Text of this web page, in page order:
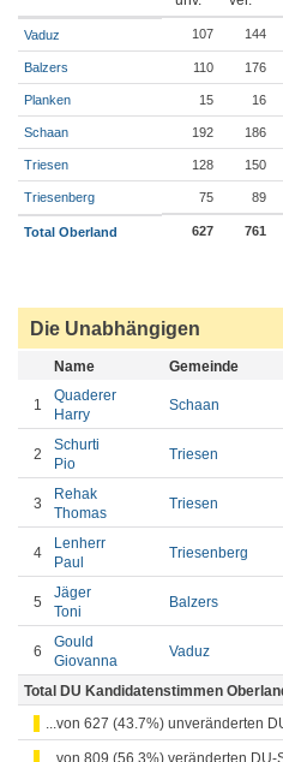
Vaduz 107 144
Balzers 110 176
Planken 15 16
Schaan 192 186
Triesen 128 150
Triesenberg 75 89
Total Oberland 627 761
Die Unabhängigen
Name Gemeinde
1
Quaderer
Harry
Schaan
2
Schurti
Pio
Triesen
3
Rehak
Thomas
Triesen
4
Lenherr
Paul
Triesenberg
5
Jäger
Toni
Balzers
6
Gould
Giovanna
Vaduz
Total DU Kandidatenstimmen
...von 627 (43.7%) unveränderten